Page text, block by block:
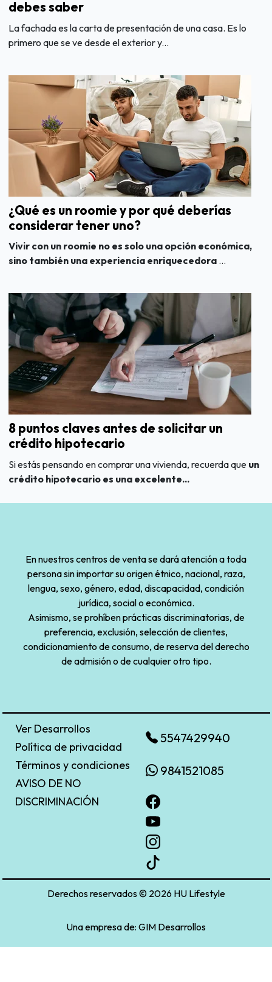
debes saber
La fachada es la carta de presentación de una casa. Es lo
primero que se ve desde el exterior y...
¿Qué es un roomie y por qué deberías
considerar tener uno?
Vivir con un roomie no es solo una opción económica,
sino también una experiencia enriquecedora ...
8 puntos claves antes de solicitar un
crédito hipotecario
Si estás pensando en comprar una vivienda, recuerda que un
crédito hipotecario es una excelente...
En nuestros centros de venta se dará atención a toda
persona sin importar su origen étnico, nacional, raza,
lengua, sexo, género, edad, discapacidad, condición
jurídica, social o económica.
Asimismo, se prohíben prácticas discriminatorias, de
preferencia, exclusión, selección de clientes,
condicionamiento de consumo, de reserva del derecho
de admisión o de cualquier otro tipo.
Ver Desarrollos
Política de privacidad
Términos y condiciones
AVISO DE NO
DISCRIMINACIÓN
5547429940
9841521085
Derechos reservados © 2026 HU Lifestyle
Una empresa de: GIM Desarrollos